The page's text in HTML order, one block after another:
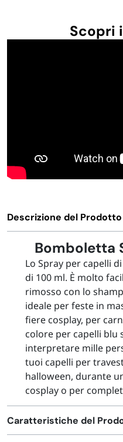
Scopri
Descrizione del Prodotto
Bomboletta
Lo Spray per capelli
di 100 ml. È molto
rimosso con lo
ideale per feste in
fiere cosplay, per
colore per capelli blu
interpretare mille
tuoi capelli per
halloween, durante
cosplay o per
Caratteristiche del